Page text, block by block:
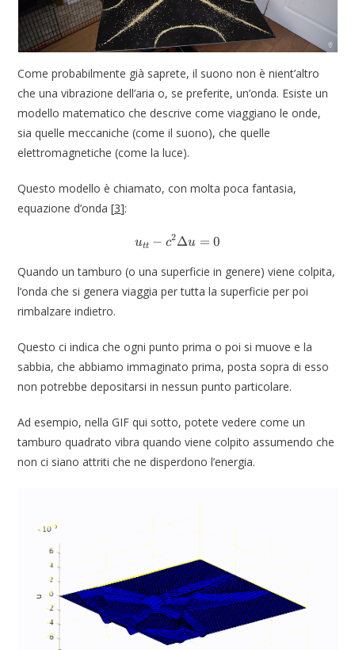
Come probabilmente già saprete, il suono non è nient’altro
che una vibrazione dell’aria o, se preferite, un’onda. Esiste un
modello matematico che descrive come viaggiano le onde,
sia quelle meccaniche (come il suono), che quelle
elettromagnetiche (come la luce).
Questo modello è chiamato, con molta poca fantasia,
equazione d’onda[3]:
u_{tt}-c^2\Delta u =0
utt − c2Δu = 0
Quando un tamburo (o una superficie in genere) viene colpita,
l’onda che si genera viaggia per tutta la superficie per poi
rimbalzare indietro.
Questo ci indica che ogni punto prima o poi si muove e la
sabbia, che abbiamo immaginato prima, posta sopra di esso
non potrebbe depositarsi in nessun punto particolare.
Ad esempio, nella GIF qui sotto, potete vedere come un
tamburo quadrato vibra quando viene colpito assumendo che
non ci siano attriti che ne disperdono l’energia.